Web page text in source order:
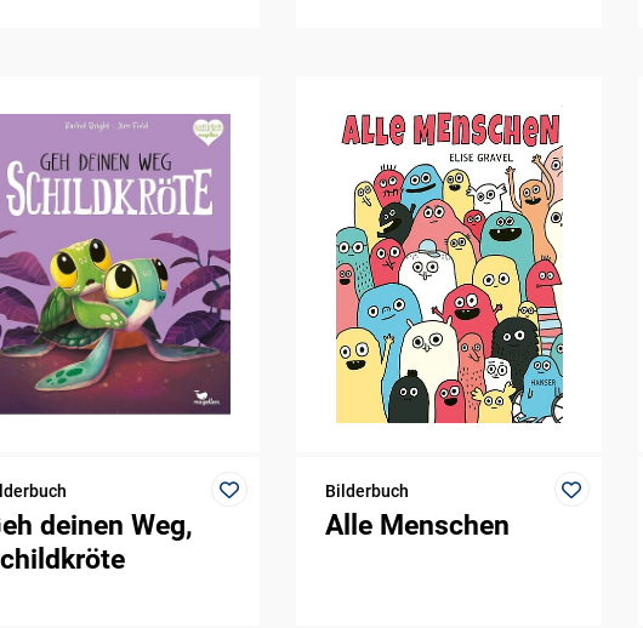
deinen Weg,
Bilderbuch
Alle Menschen